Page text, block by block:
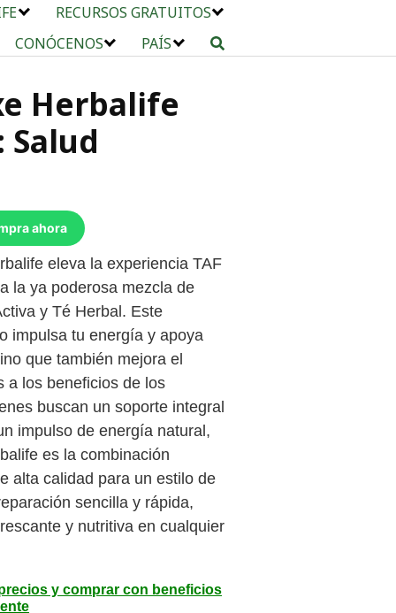
RECURSOS GRATUITOS
CONÓCENOS
PAÍS
Herbalife
Salud
ahora
eleva la experiencia TAF
la ya poderosa mezcla de
y Té Herbal. Este
impulsa tu energía y apoya
que también mejora el
a los beneficios de los
buscan un soporte integral
impulso de energía natural,
es la combinación
alta calidad para un estilo de
sencilla y rápida,
y nutritiva en cualquier
y comprar con beneficios